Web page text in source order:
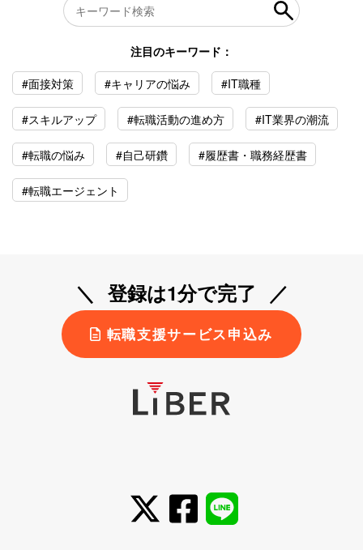
注目のキーワード：
#面接対策
#キャリアの悩み #IT職種
#スキルアップ #転職活動の進め方 #IT業界の潮流
#転職の悩み #自己研鑽 #履歴書・職務経歴書
#転職エージェント
登録は1分で完了
転職支援サービス申込み